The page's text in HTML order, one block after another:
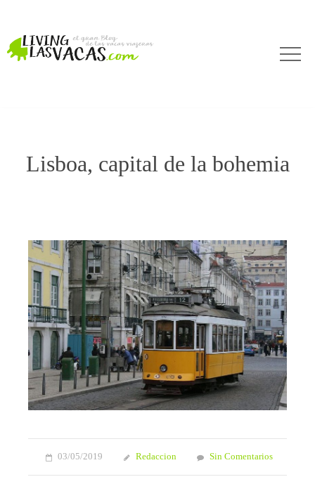
Lisboa, capital de la bohemia
03/05/2019 Redaccion Sin Comentarios